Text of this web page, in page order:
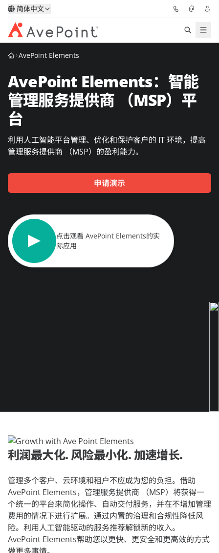
简体中文
解决方案
信心协作平台
定价
合作伙伴
获取专家建议 申请演示
AvePoint Elements
AvePoint Elements：智能
管理服务提供商 （MSP）平
台
利用人工智能平台管理、优化和保护客户的 IT 环境，提高
管理服务提供商 （MSP）的盈利能力。
申请演示
点击观看 AvePoint Elements的实
际应用
利润最大化. 风险最小化. 加速增长.
管理多个客户、云环境和租户不应成为您的负担。借助
AvePoint Elements，管理服务提供商 （MSP）将获得一
个统一的平台来简化操作、自动交付服务，并在不增加管理
费用的情况下进行扩展。通过内置的治理和合规性降低风
险。利用人工智能驱动的服务推荐解锁新的收入。
AvePoint Elements帮助您以更快、更安全和更高效的方式